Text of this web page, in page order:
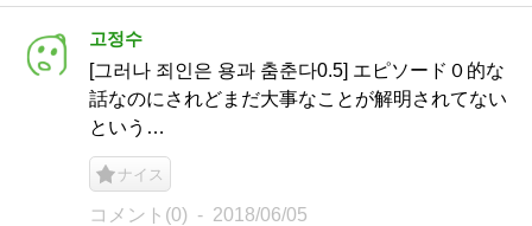
고정수
[그러나 죄인은 용과 춤춘다0.5] エピソード０的な
話なのにされどまだ大事なことが解明されてない
という…
ナイス
コメント(0) 2018/06/05